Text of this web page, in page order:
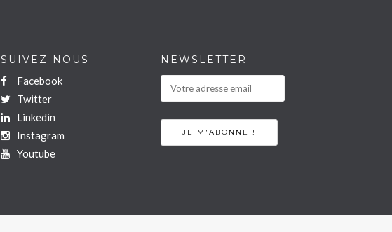
SUIVEZ-NOUS
Facebook
Twitter
Linkedin
Instagram
Youtube
NEWSLETTER